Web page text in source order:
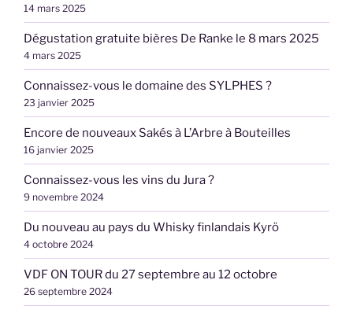
14 mars 2025
Dégustation gratuite bières De Ranke le 8 mars 2025
4 mars 2025
Connaissez-vous le domaine des SYLPHES ?
23 janvier 2025
Encore de nouveaux Sakés à L’Arbre à Bouteilles
16 janvier 2025
Connaissez-vous les vins du Jura ?
9 novembre 2024
Du nouveau au pays du Whisky finlandais Kyrö
4 octobre 2024
VDF ON TOUR du 27 septembre au 12 octobre
26 septembre 2024